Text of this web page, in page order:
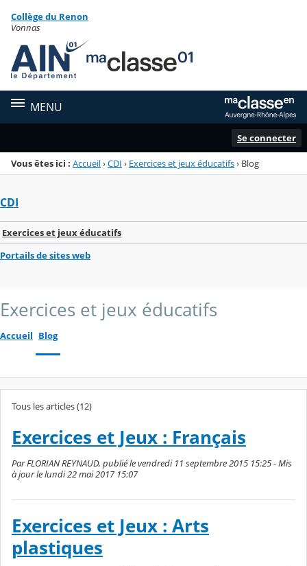
Menu de la rubrique
Contenu
Collège du Renon
Vonnas
MENU
Se connecter
Vous êtes ici : Accueil›CDI › Exercices et jeux éducatifs› Blog
CDI
Exercices et jeux éducatifs
Portails de sites web
Exercices et jeux éducatifs
Accueil Blog
Tous les articles (12)
Exercices et Jeux : Français
Par FLORIAN REYNAUD, publié le vendredi 11 septembre 2015 15:25 - Mis
à jour le lundi 22 mai 2017 15:07
Exercices et Jeux : Arts
plastiques